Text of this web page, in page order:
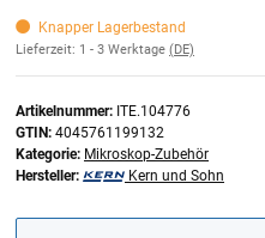
Knapper Lagerbestand
Lieferzeit: 1 - 3 Werktage (DE)
Artikelnummer: ITE.104776
GTIN: 4045761199132
Kategorie: Mikroskop-Zubehör
Hersteller:
Kern und Sohn